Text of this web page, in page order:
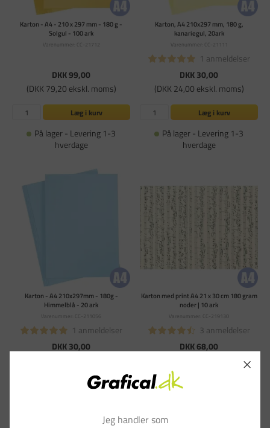
Karton - A4 - 210 x 297 mm - 180 g -
Solgul - 100 ark
Varenummer: CC-21712
DKK 99,00
(DKK 79,20 ekskl. moms)
Læg i kurv
På lager - Levering 1-3
hverdage
Karton, A4 210x297 mm, 180 g,
kanariegul, 20ark
Varenummer: CC-21111
1 anmeldelser
DKK 30,00
(DKK 24,00 ekskl. moms)
Læg i kurv
På lager - Levering 1-3
hverdage
Karton - A4 210x297mm - 180g -
Himmelblå - 20 ark
Varenummer: CC-211056
1 anmeldelser
DKK 30,00
Læg i kurv
Karton med print A4 21 x 30 cm 180 gram
noder | 10 ark
Varenummer: CC-219130
3 anmeldelser
DKK 68,00
(DKK 54,40 ekskl. moms)
Jeg handler som